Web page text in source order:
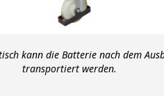
kann die Batterie nach dem
transportiert werden.